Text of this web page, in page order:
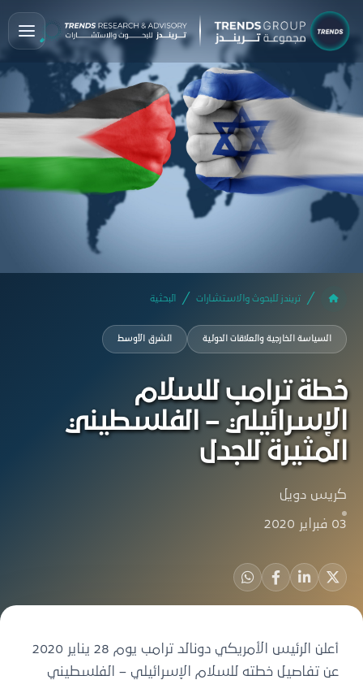
تريندز للبحوث والاستشارات البحثية
السياسة الخارجية والعلاقات الدولية الشرق الأوسط
خطة ترامب للسلام
الإسرائيلي – الفلسطيني
المثيرة للجدل
كريس دويل
03 فبراير 2020
أعلن الرئيس الأمريكي دونالد ترامب يوم 28 يناير 2020
عن تفاصيل خطته للسلام الإسرائيلي – الفلسطيني